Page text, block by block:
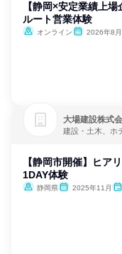
【静岡×安定業績上
ルート営業体験
オンライン 2026年8月
大場建設株式
建設・土木、ホ
【静岡市開催】ヒア
1DAY体験
静岡県 2025年11月